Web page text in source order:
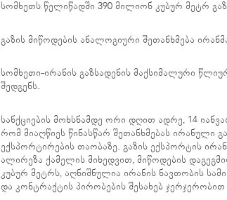
სომხეთს წელიწადში 390 მილიონ კუბურ მეტრ
გაზის მიწოდების ანალოგიური შეთანხმება
სომხეთი-ირანის გაზსადენის მაქსიმალური
შედგენს.
სანქციების მოხსნამდე ორი დღით ადრე, 14
რომ მიაღწიეს წინასწარ შეთანხმებას ირანული
ექსპორტირების თაობაზე. გაზის ექსპორტის
ალირეზა ქამელის მიხედვით, მიწოდების
კუბურ მეტრს, აღნიშნულია ირანის ნავთობის
და კონტრაქტის პირობების შესახებ